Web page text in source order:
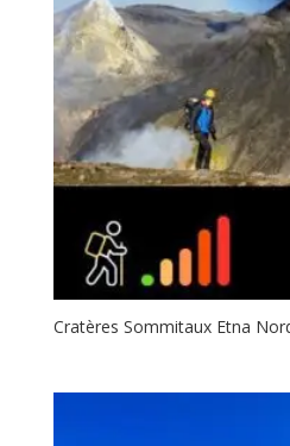
Cratères Sommitaux Etna